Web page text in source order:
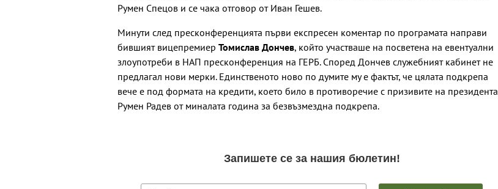
Румен Спецов и се чака отговор от Иван Гешев.
Минути след пресконференцията първи експресен коментар по програмата направи
бившият вицепремиер Томислав Дончев, който участваше на посветена на евентуални
злоупотреби в НАП пресконференция на ГЕРБ. Според Дончев служебният кабинет не
предлагал нови мерки. Единственото ново по думите му е фактът, че цялата подкрепа
вече е под формата на кредити, което било в противоречие с призивите на президента
Румен Радев от миналата година за безвъзмездна подкрепа.